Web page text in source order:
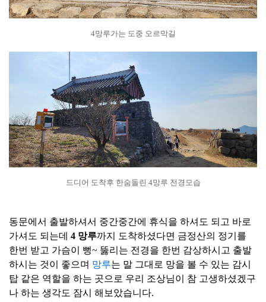
4망루가는 도중 오르막길
드디어 도착후 한숨돌린 4망루 전경모습
동문에서 출발하셔서 중간중간에 휴식을 하셔도 되고 바로
가셔도 되는데 4 망루까지
도착하셨다면 금정산의 정기를
한번 받고 가슴이 뻥~ 뚫리는 전경을 한번 감상하시고 출발
하시는 것이 좋으며 망루는 말 그대로 망을 볼 수 있는 감시
탑 같은 역할을 하는 곳으로 우리 조상님이 참 고생하셨겠구
나 하는 생각도 잠시 해보았습니다.